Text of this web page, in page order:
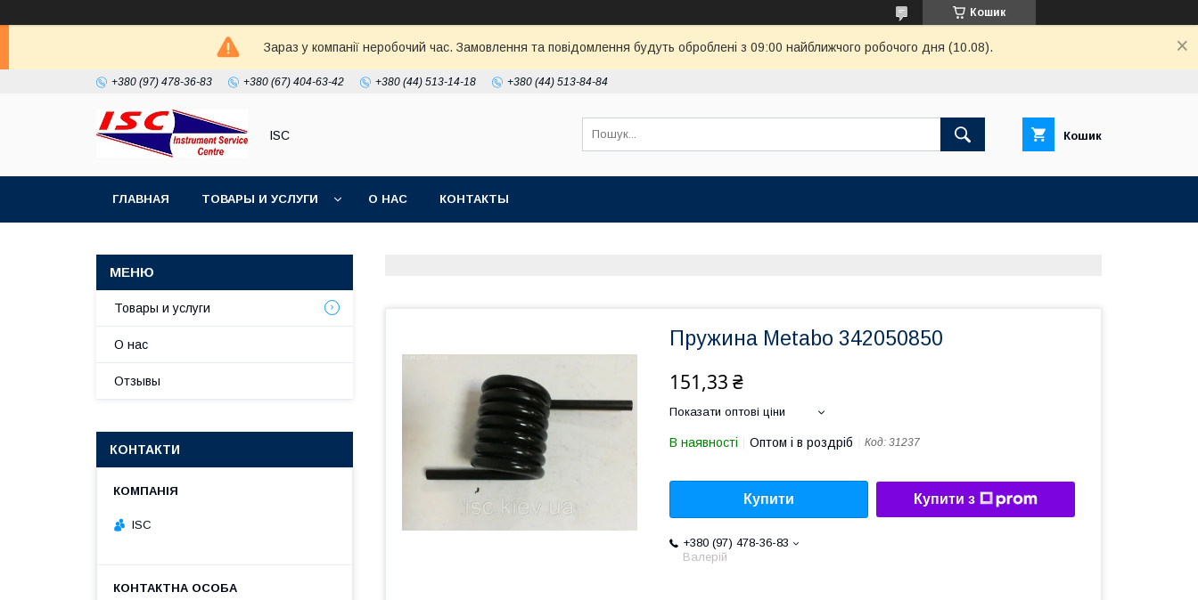
Кошик
Зараз у компанії неробочий час. Замовлення та повідомлення будуть оброблені з 09:00 найближчого робочого дня (10.08).
+380 (97) 478-36-83 +380 (67) 404-63-42 +380 (44) 513-14-18 +380 (44) 513-84-84
ISC Кошик
ГЛАВНАЯ ТОВАРЫ И УСЛУГИ О НАС КОНТАКТЫ
Пружина Metabo 342050850
151,33 ₴
Показати оптові ціни
В наявності Оптом і в роздріб Код: 31237
Купити Купити з
+380 (97) 478-36-83
Валерій
Товары и услуги
О нас
Отзывы
КОНТАКТИ
ISC